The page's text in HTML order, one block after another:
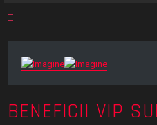
BENEFICII VIP